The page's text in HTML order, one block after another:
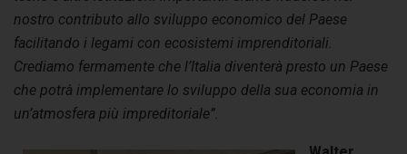
nostro contributo allo sviluppo economico del Paese
facilitando i legami con ecosistemi imprenditoriali.
Crediamo fermamente che l’Italia diventerà presto un Paese
che potrà implementare lo sviluppo della sua economia in
un’atmosfera più impreditoriale”.